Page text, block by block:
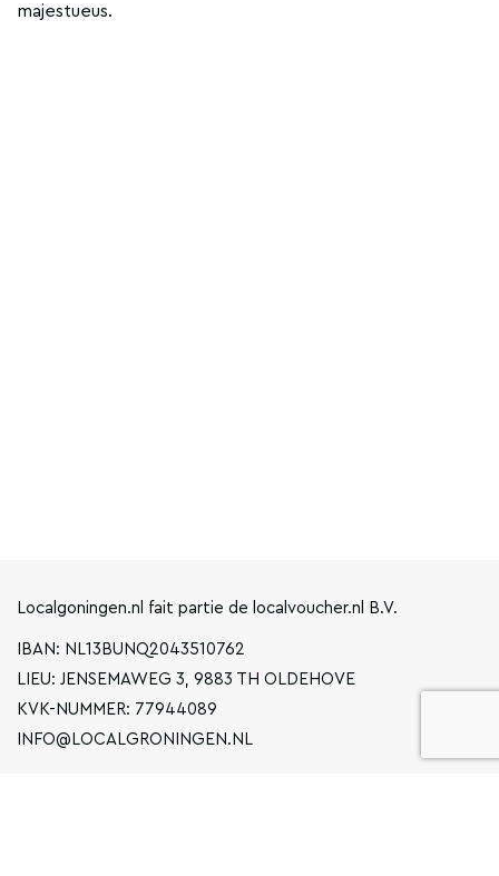
majestueus.
Localgoningen.nl fait partie de localvoucher.nl B.V.
IBAN: NL13BUNQ2043510762
LIEU: JENSEMAWEG 3, 9883 TH OLDEHOVE
KVK-NUMMER: 77944089
INFO@LOCALGRONINGEN.NL